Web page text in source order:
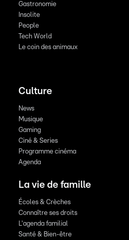
Gastronomie
Insolite
People
Tech World
Le coin des animaux
Culture
News
Musique
Gaming
Ciné & Series
Programme cinéma
Agenda
La vie de famille
Écoles & Crèches
Connaître ses droits
L'agenda familial
Santé & Bien-être